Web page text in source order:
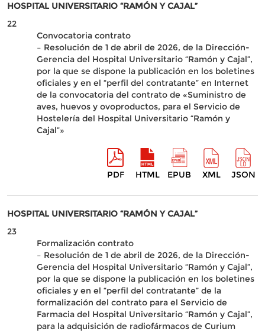
HOSPITAL UNIVERSITARIO “RAMÓN Y CAJAL”
22
Convocatoria contrato
– Resolución de 1 de abril de 2026, de la Dirección-
Gerencia del Hospital Universitario “Ramón y Cajal”,
por la que se dispone la publicación en los boletines
oficiales y en el “perfil del contratante” en Internet
de la convocatoria del contrato de «Suministro de
aves, huevos y ovoproductos, para el Servicio de
Hostelería del Hospital Universitario “Ramón y
Cajal”»
PDF HTML EPUB XML JSON
HOSPITAL UNIVERSITARIO “RAMÓN Y CAJAL”
23
Formalización contrato
– Resolución de 1 de abril de 2026, de la Dirección-
Gerencia del Hospital Universitario “Ramón y Cajal”,
por la que se dispone la publicación en los boletines
oficiales y en el “perfil del contratante” de la
formalización del contrato para el Servicio de
Farmacia del Hospital Universitario “Ramón y Cajal”,
para la adquisición de radiofármacos de Curium